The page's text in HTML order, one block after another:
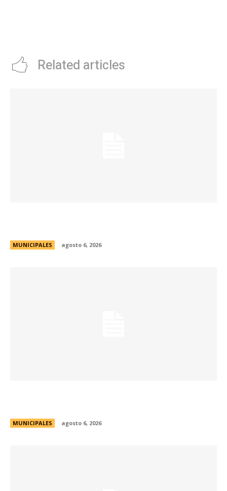
Related articles
MUNICIPALES agosto 6, 2026
MUNICIPALES agosto 6, 2026